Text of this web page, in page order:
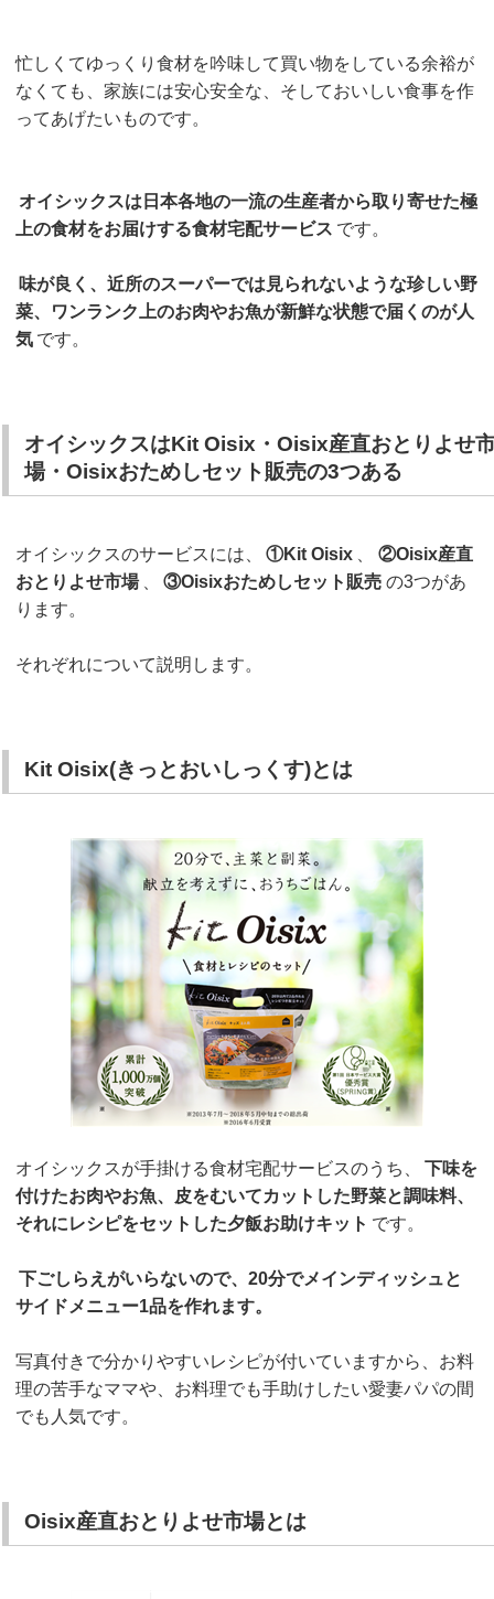
忙しくてゆっくり食材を吟味して買い物をしている余裕が
なくても、家族には安心安全な、そしておいしい食事を作
ってあげたいものです。
オイシックスは日本各地の一流の生産者から取り寄せた極
上の食材をお届けする食材宅配サービス です。
味が良く、近所のスーパーでは見られないような珍しい野
菜、ワンランク上のお肉やお魚が新鮮な状態で届くのが人
気 です。
オイシックスはKit Oisix・Oisix産直おとりよせ
場・Oisixおためしセット販売の3つある
オイシックスのサービスには、 ①Kit Oisix
②Oisix産直
おとりよせ市場
③Oisixおためしセット販売 の3つがあ
ります。
それぞれについて説明します。
Kit Oisix(きっとおいしっくす)とは
オイシックスが手掛ける食材宅配サービスのうち、
下味を
付けたお肉やお魚、皮をむいてカットした野菜と調味料、
それにレシピをセットした夕飯お助けキット です。
下ごしらえがいらないので、20分でメインディッシュと
サイドメニュー1品を作れます。
写真付きで分かりやすいレシピが付いていますから、お料
理の苦手なママや、お料理でも手助けしたい愛妻パパの間
でも人気です。
Oisix産直おとりよせ市場とは